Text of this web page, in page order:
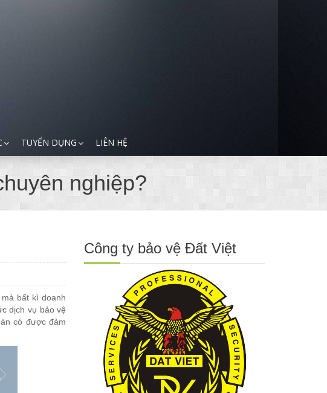
TUYỂN DỤNG LIÊN HỆ
nghiệp?
bất kì doanh
dịch vụ bảo vệ
có được đảm
Công ty bảo vệ Đất Việt